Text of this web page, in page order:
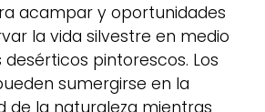
acampar y oportunidades
la vida silvestre en medio
desérticos pintorescos. Los
sumergirse en la
de la naturaleza mientras